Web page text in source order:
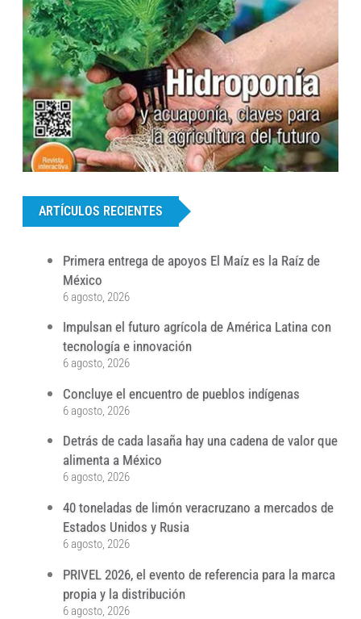
ARTÍCULOS RECIENTES
Primera entrega de apoyos El Maíz es la Raíz de
México
6 agosto, 2026
Impulsan el futuro agrícola de América Latina con
tecnología e innovación
6 agosto, 2026
Concluye el encuentro de pueblos indígenas
6 agosto, 2026
Detrás de cada lasaña hay una cadena de valor que
alimenta a México
6 agosto, 2026
40 toneladas de limón veracruzano a mercados de
Estados Unidos y Rusia
6 agosto, 2026
PRIVEL 2026, el evento de referencia para la marca
propia y la distribución
6 agosto, 2026